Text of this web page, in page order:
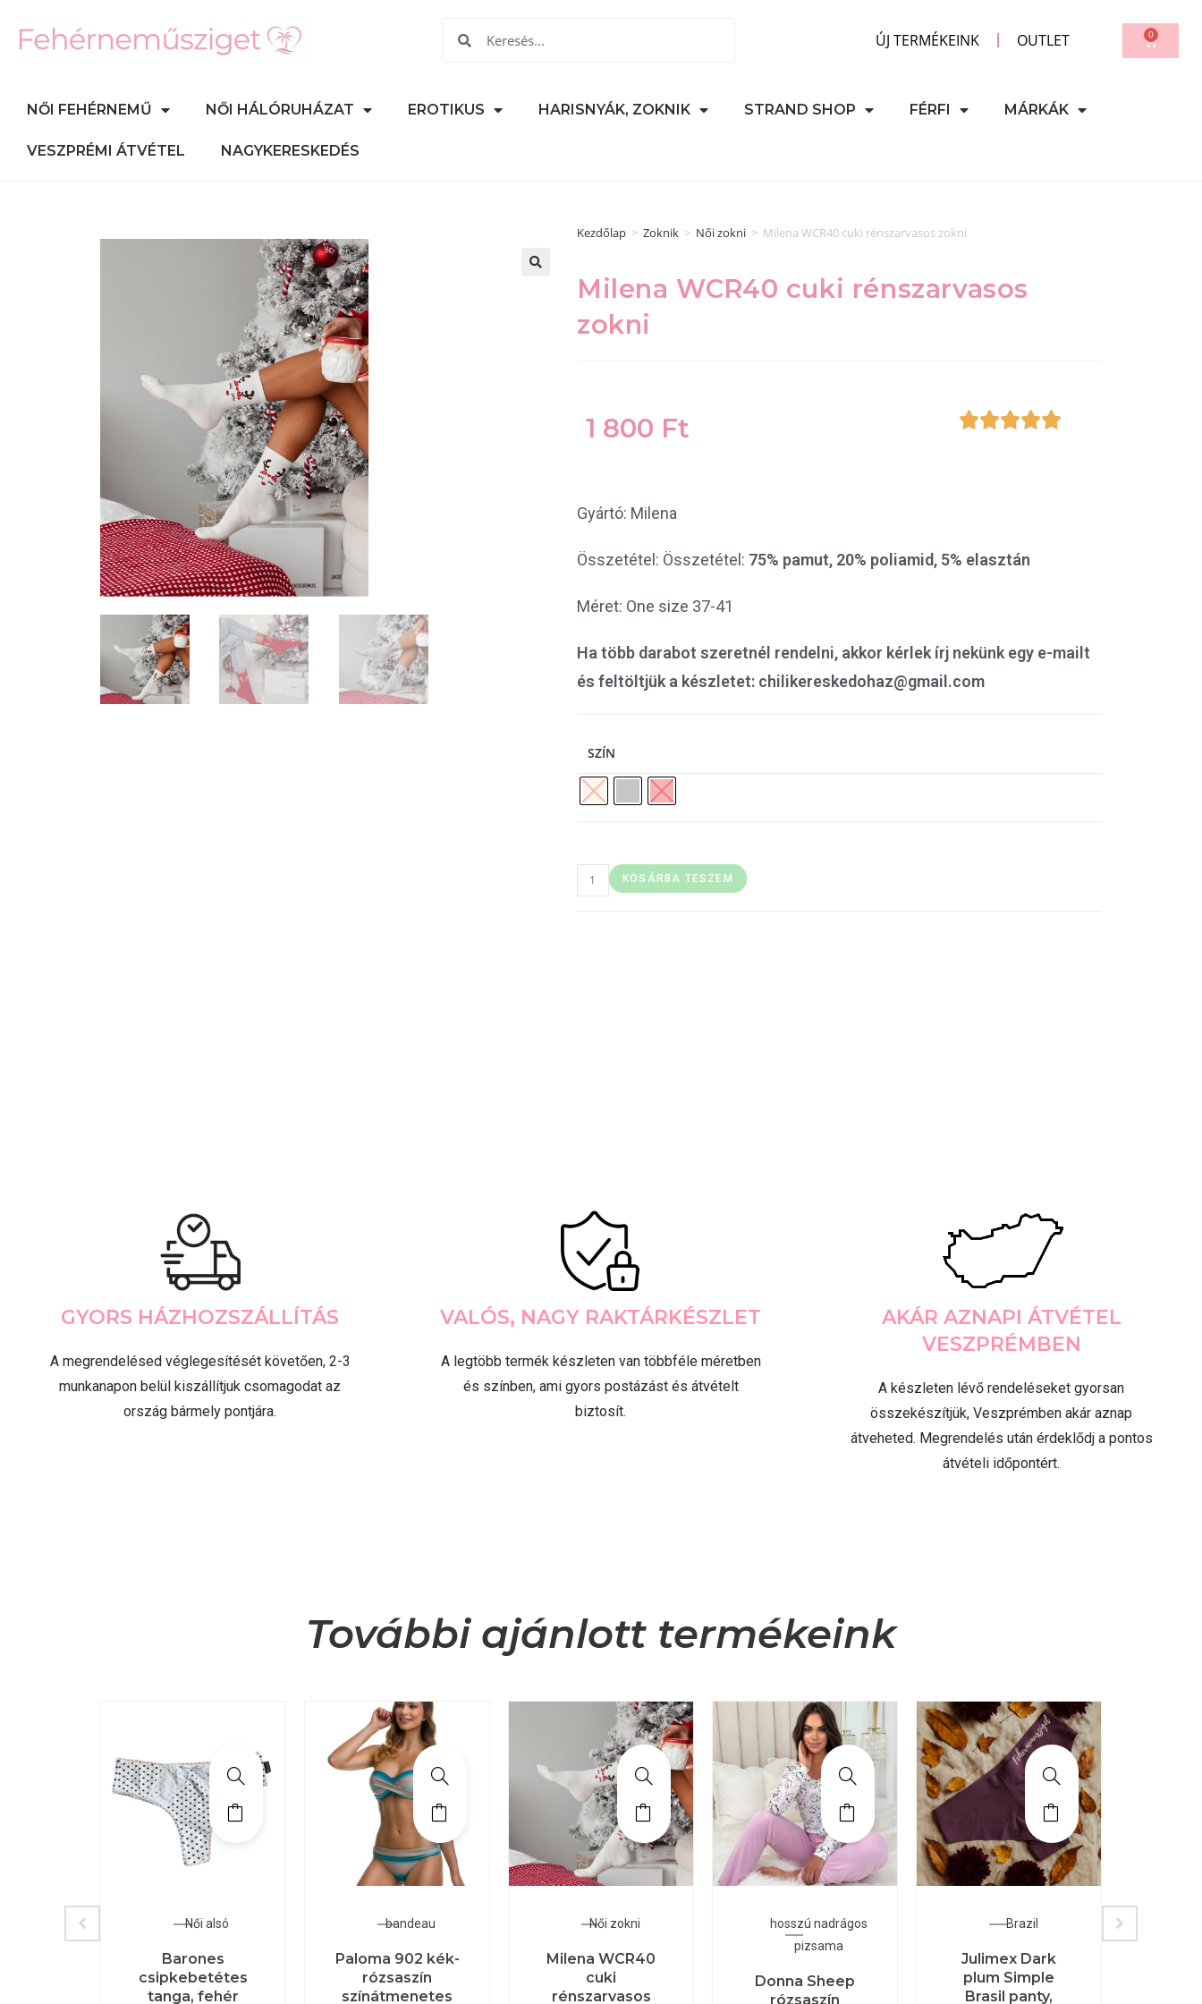
ÚJ TERMÉKEINK OUTLET 0
NŐI FEHÉRNEMŰ NŐI HÁLÓRUHÁZAT EROTIKUS HARISNYÁK, ZOKNIK STRAND SHOP FÉRFI MÁRKÁK
VESZPRÉMI ÁTVÉTEL NAGYKERESKEDÉS
Kezdőlap > Zoknik > Női zokni > Milena WCR40 cuki rénszarvasos zokni
Milena WCR40 cuki rénszarvasos
zokni
1 800 Ft 
Gyártó: Milena
Összetétel: Összetétel: 75% pamut, 20% poliamid, 5% elasztán
Méret: One size 37-41
Ha több darabot szeretnél rendelni, akkor kérlek írj nekünk egy e-mailt
és feltöltjük a készletet: chilikereskedohaz@gmail.com
SZÍN
KOSÁRBA TESZEM
GYORS HÁZHOZSZÁLLÍTÁS
A megrendelésed véglegesítését követően, 2-3
munkanapon belül kiszállítjuk csomagodat az
ország bármely pontjára.
VALÓS, NAGY RAKTÁRKÉSZLET
A legtöbb termék készleten van többféle méretben
és színben, ami gyors postázást és átvételt
biztosít.
AKÁR AZNAPI ÁTVÉTEL
VESZPRÉMBEN
A készleten lévő rendeléseket gyorsan
összekészítjük, Veszprémben akár aznap
átveheted. Megrendelés után érdeklődj a pontos
átvételi időpontért.
További ajánlott termékeink
Női alsó
Barones
csipkebetétes
tanga, fehér
bandeau
Paloma 902 kék-
rózsaszín
színátmenetes
Női zokni
Milena WCR40
cuki
rénszarvasos
hosszú nadrágos
pizsama
Donna Sheep
rózsaszín
Brazil
Julimex Dark
plum Simple
Brasil panty,